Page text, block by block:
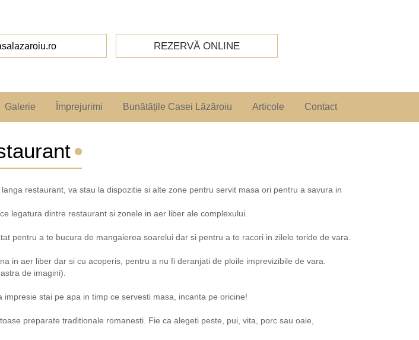
REZERVĂ ONLINE
Galerie
Galerie video
Împrejurimi Bunătățile Casei Lăzăroiu Articole Contact
langa restaurant, va stau la dispozitie si alte zone pentru servit masa ori pentru a savura in
legatura dintre restaurant si zonele in aer liber ale complexului.
pentru a te bucura de mangaierea soarelui dar si pentru a te racori in zilele toride de vara.
in aer liber dar si cu acoperis, pentru a nu fi deranjati de ploile imprevizibile de vara.
de imagini).
stai pe apa in timp ce servesti masa, incanta pe oricine!
preparate traditionale romanesti. Fie ca alegeti peste, pui, vita, porc sau oaie,